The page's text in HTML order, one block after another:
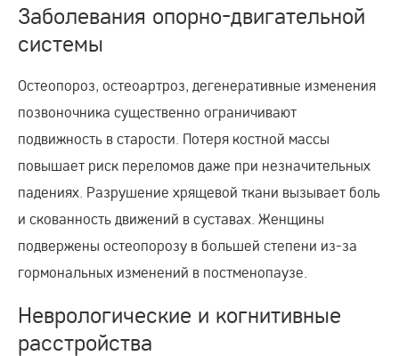
Заболевания опорно-двигательной
системы
Остеопороз, остеоартроз, дегенеративные изменения
позвоночника существенно ограничивают
подвижность в старости. Потеря костной массы
повышает риск переломов даже при незначительных
падениях. Разрушение хрящевой ткани вызывает боль
и скованность движений в суставах. Женщины
подвержены остеопорозу в большей степени из-за
гормональных изменений в постменопаузе.
Неврологические и когнитивные
расстройства